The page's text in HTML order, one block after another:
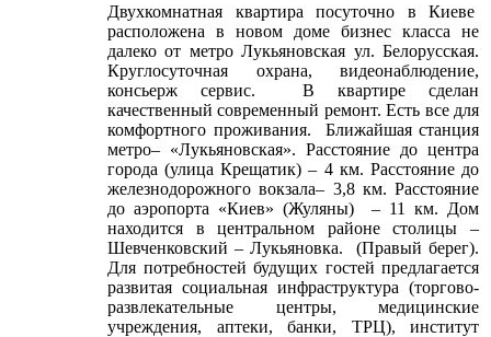
Двухкомнатная квартира посуточно в Киеве
расположена в новом доме бизнес класса не
далеко от метро Лукьяновская ул. Белорусская.
Круглосуточная охрана, видеонаблюдение,
консьерж сервис. В квартире сделан
качественный современный ремонт. Есть все для
комфортного проживания. Ближайшая станция
метро– «Лукьяновская». Расстояние до центра
города (улица Крещатик) – 4 км. Расстояние до
железнодорожного вокзала– 3,8 км. Расстояние
до аэропорта «Киев» (Жуляны) – 11 км. Дом
находится в центральном районе столицы –
Шевченковский – Лукьяновка. (Правый берег).
Для потребностей будущих гостей предлагается
развитая социальная инфраструктура (торгово-
развлекательные центры, медицинские
учреждения, аптеки, банки, ТРЦ), институт